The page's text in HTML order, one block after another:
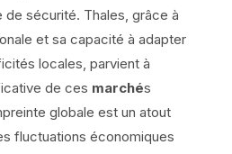
de sécurité. Thales, grâce à
et sa capacité à adapter
locales, parvient à
de ces marchés
globale est un atout
fluctuations économiques